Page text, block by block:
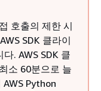
호출의 제한 시
SDK 클라이
. AWS SDK 클
소 60분으로 늘
Python